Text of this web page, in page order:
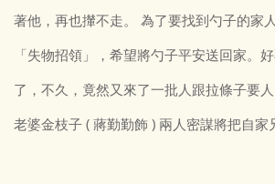
著他，再也攆不走。 為了要找到勺子的家
「失物招領」，希望將勺子平安送回家。
了，不久，竟然又來了一批人跟拉條子要
老婆金枝子 ( 蔣勤勤飾 ) 兩人密謀將把自家